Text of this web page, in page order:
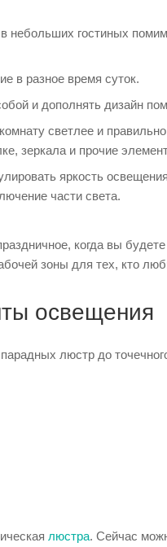
небольших гостиных
в разное время суток.
и дополнять дизайн
светлее и
зеркала и прочие
яркость
части света.
когда вы
зоны для тех, кто
освещения
люстр до
люстра. Сейчас